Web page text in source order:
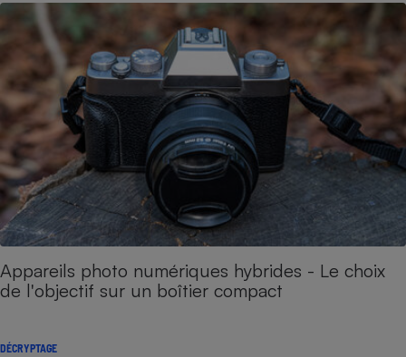
Appareils photo numériques hybrides - Le choix
de l'objectif sur un boîtier compact
DÉCRYPTAGE